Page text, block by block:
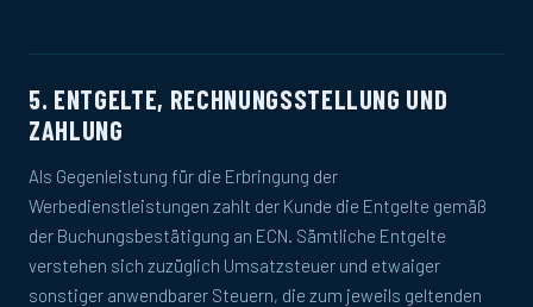
5. ENTGELTE, RECHNUNGSSTELLUNG UND
ZAHLUNG
Als Gegenleistung für die Erbringung der
Werbedienstleistungen zahlt der Kunde die Entgelte gemäß
der Buchungsbestätigung an ECN. Sämtliche Entgelte
verstehen sich zuzüglich Umsatzsteuer und etwaiger
sonstiger anwendbarer Steuern, die zum jeweils geltenden